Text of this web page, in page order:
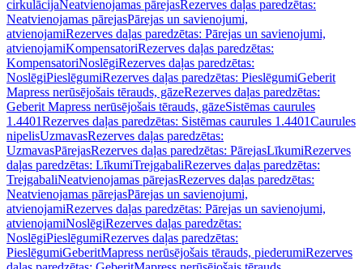
cirkulācijaNeatvienojamas pārejasRezerves daļas paredzētas:
Neatvienojamas pārejasPārejas un savienojumi,
atvienojamiRezerves daļas paredzētas: Pārejas un savienojumi,
atvienojamiKompensatoriRezerves daļas paredzētas:
KompensatoriNoslēgiRezerves daļas paredzētas:
NoslēgiPieslēgumiRezerves daļas paredzētas: PieslēgumiGeberit
Mapress nerūsējošais tērauds, gāzeRezerves daļas paredzētas:
Geberit Mapress nerūsējošais tērauds, gāzeSistēmas caurules
1.4401Rezerves daļas paredzētas: Sistēmas caurules 1.4401Caurules
nipelisUzmavasRezerves daļas paredzētas:
UzmavasPārejasRezerves daļas paredzētas: PārejasLīkumiRezerves
daļas paredzētas: LīkumiTrejgabaliRezerves daļas paredzētas:
TrejgabaliNeatvienojamas pārejasRezerves daļas paredzētas:
Neatvienojamas pārejasPārejas un savienojumi,
atvienojamiRezerves daļas paredzētas: Pārejas un savienojumi,
atvienojamiNoslēgiRezerves daļas paredzētas:
NoslēgiPieslēgumiRezerves daļas paredzētas:
PieslēgumiGeberitMapress nerūsējošais tērauds, piederumiRezerves